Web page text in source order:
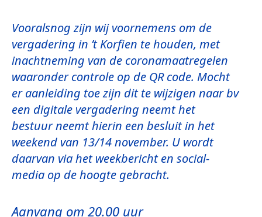
Vooralsnog zijn wij voornemens om de
vergadering in ’t Korfien te houden, met
inachtneming van de coronamaatregelen
waaronder controle op de QR code. Mocht
er aanleiding toe zijn dit te wijzigen naar bv
een digitale vergadering neemt het
bestuur neemt hierin een besluit in het
weekend van 13/14 november. U wordt
daarvan via het weekbericht en social-
media op de hoogte gebracht.
Aanvang om 20.00uur